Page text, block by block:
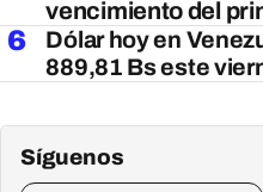
vencimiento del
6
Dólar hoy en
889,81 Bs este
Síguenos